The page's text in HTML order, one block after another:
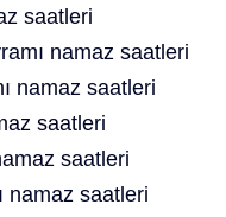
saatleri
namaz saatleri
namaz saatleri
saatleri
saatleri
namaz saatleri